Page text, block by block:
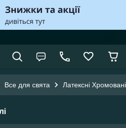
Все для свята Латексні Хромовані